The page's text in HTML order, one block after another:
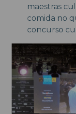
maestras
comida no
concurso